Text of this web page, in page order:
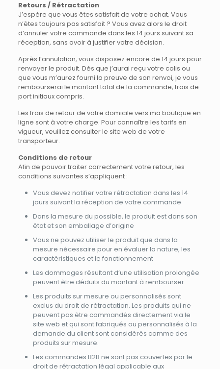
Retours / Rétractation
J’espère que vous êtes satisfait de votre achat. Vous
n’êtes toujours pas satisfait ? Vous avez alors le droit
d’annuler votre commande dans les 14 jours suivant sa
réception, sans avoir à justifier votre décision.
Après l’annulation, vous disposez encore de 14 jours pour
renvoyer le produit. Dès que j’aurai reçu votre colis ou
que vous m’aurez fourni la preuve de son renvoi, je vous
rembourserai le montant total de la commande, frais de
port initiaux compris.
Les frais de retour de votre domicile vers ma boutique en
ligne sont à votre charge. Pour connaître les tarifs en
vigueur, veuillez consulter le site web de votre
transporteur.
Conditions de retour
Afin de pouvoir traiter correctement votre retour, les
conditions suivantes s’appliquent :
Vous devez notifier votre rétractation dans les 14
jours suivant la réception de votre commande
Dans la mesure du possible, le produit est dans son
état et son emballage d’origine
Vous ne pouvez utiliser le produit que dans la
mesure nécessaire pour en évaluer la nature, les
caractéristiques et le fonctionnement
Les dommages résultant d’une utilisation prolongée
peuvent être déduits du montant à rembourser
Les produits sur mesure ou personnalisés sont
exclus du droit de rétractation. Les produits qui ne
peuvent pas être commandés directement via le
site web et qui sont fabriqués ou personnalisés à la
demande du client sont considérés comme des
produits sur mesure.
Les commandes B2B ne sont pas couvertes par le
droit de rétractation légal applicable aux